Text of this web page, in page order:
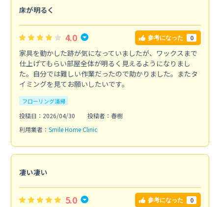
床が明るく
4.0 参考になった 0
家具を動かした跡が気になっていましたが、ワックスまで
仕上げてもらい部屋全体が明るく見えるようになりまし
た。自分では難しい作業だったので助かりました。またタ
イミングを見てお願いしたいです。
フローリング清掃
投稿日：2026/04/30
投稿者：春樹
利用業者： Smile Home Clinic
凄い凄い
5.0 参考になった 0